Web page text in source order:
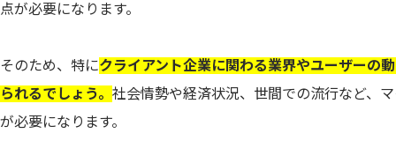
点が必要になります。
そのため、特にクライアント企業に関わる業界やユーザーの
られるでしょう。 社会情勢や経済状況、世間での流行など、
が必要になります。